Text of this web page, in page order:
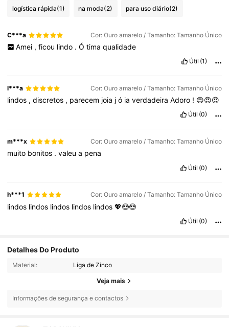
logística rápida(1) na moda(2) para uso diário(2)
C***a Cor: Ouro amarelo / Tamanho: Tamanho Único
Amei , ficou lindo . Ó tima qualidade
Útil (1)
l***a Cor: Ouro amarelo / Tamanho: Tamanho Único
lindos ,discretos , parecem joia jó iaverdadeiraAdoro ! 😍😍😍
Útil (0)
m***x Cor: Ouro amarelo / Tamanho: Tamanho Único
muito bonitos .valeua pena
Útil (0)
h***1 Cor: Ouro amarelo / Tamanho: Tamanho Único
lindos lindos lindos lindos lindos💖😍😍
Útil (0)
Detalhes Do Produto
Material: Liga de Zinco
Veja mais
Informações de segurança e contactos